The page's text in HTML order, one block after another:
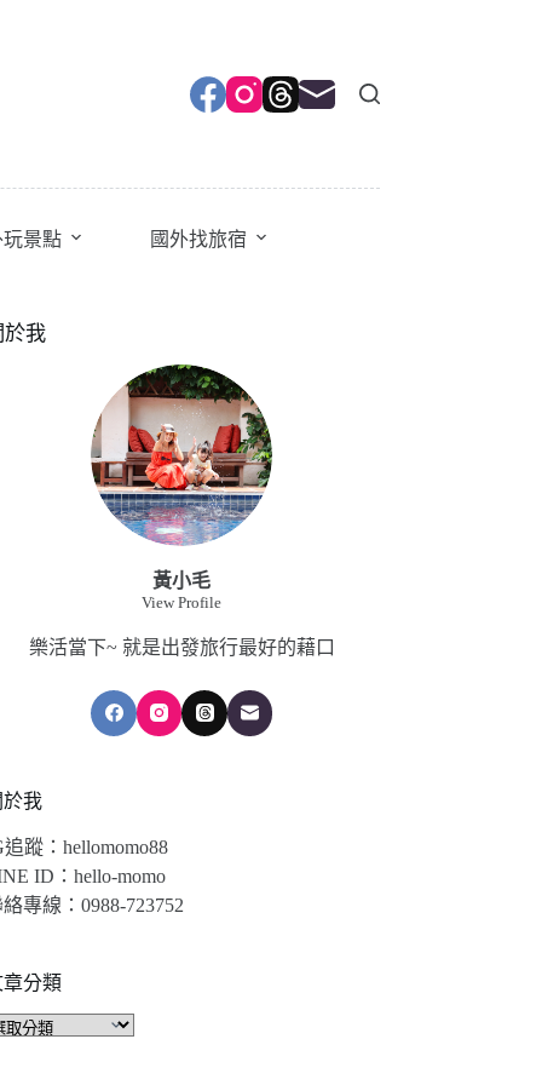
玩景點 國外找旅宿
於我
黃小毛
View Profile
樂活當下~ 就是出發旅行最好的藉口
於我
追蹤：hellomomo88
ID：hello-momo
專線：0988-723752
分類